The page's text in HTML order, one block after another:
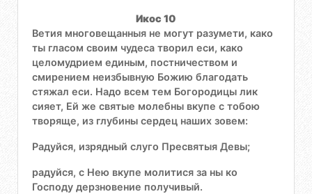
Икос 10
Ветия многовещанныя не могут разумети, како
ты гласом своим чудеса творил еси, како
целомудрием единым, постничеством и
смирением неизбывную Божию благодать
стяжал еси. Надо всем тем Богородицы лик
сияет, Ей же святые молебны вкупе с тобою
творяще, из глубины сердец наших зовем:
Радуйся, изрядный слуго Пресвятыя Девы;
радуйся, с Нею вкупе молитися за ны ко
Господу дерзновение получивый.